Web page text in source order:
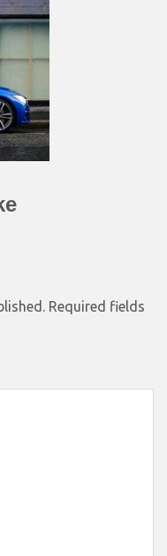
Required fields